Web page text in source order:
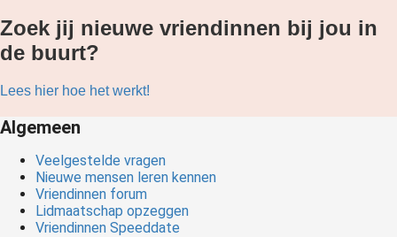
Zoek jij nieuwe vriendinnen bij jou in
de buurt?
Lees hier hoe het werkt!
Algemeen
Veelgestelde vragen
Nieuwe mensen leren kennen
Vriendinnen forum
Lidmaatschap opzeggen
Vriendinnen Speeddate